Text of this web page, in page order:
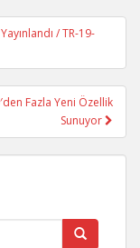
/ TR-19-
Fazla Yeni Özellik
Sunuyor